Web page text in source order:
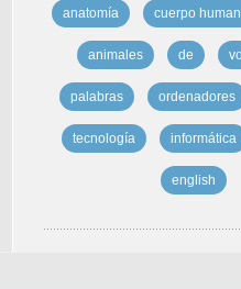
anatomía cuerpo
animales de
palabras ordenadores
tecnología informática
english